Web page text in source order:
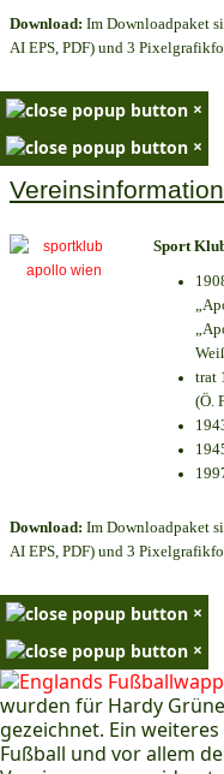
Download: Im Downloadpaket
AI EPS, PDF) und 3
×
×
Sport
trat
(Ö.
Download: Im Downloadpaket
AI EPS, PDF) und 3
×
×
wurden für Hardy
gezeichnet. Ein
Fußball und vor allem